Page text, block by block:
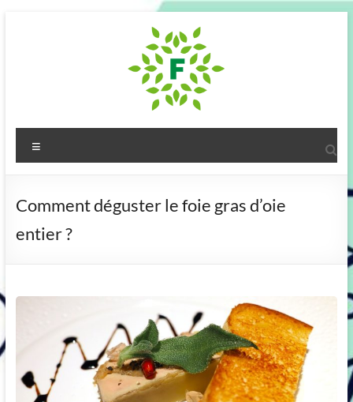
Fougeres
Communaute
:
notre
Comment déguster le foie gras d’oie
entier ?